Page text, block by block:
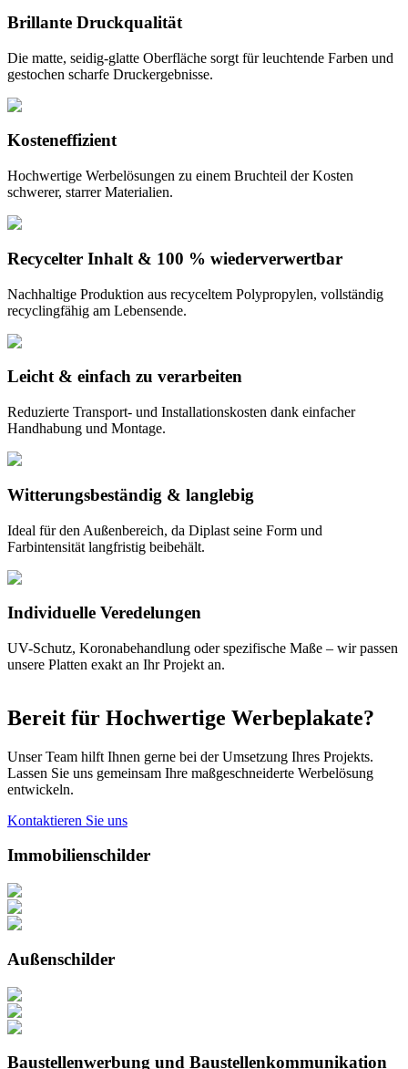
Brillante Druckqualität
Die matte, seidig-glatte Oberfläche sorgt für leuchtende Farben und
gestochen scharfe Druckergebnisse.
Kosteneffizient
Hochwertige Werbelösungen zu einem Bruchteil der Kosten
schwerer, starrer Materialien.
Recycelter Inhalt & 100 % wiederverwertbar
Nachhaltige Produktion aus recyceltem Polypropylen, vollständig
recyclingfähig am Lebensende.
Leicht & einfach zu verarbeiten
Reduzierte Transport- und Installationskosten dank einfacher
Handhabung und Montage.
Witterungsbeständig & langlebig
Ideal für den Außenbereich, da Diplast seine Form und
Farbintensität langfristig beibehält.
Individuelle Veredelungen
UV-Schutz, Koronabehandlung oder spezifische Maße – wir passen
unsere Platten exakt an Ihr Projekt an.
Bereit für Hochwertige Werbeplakate?
Unser Team hilft Ihnen gerne bei der Umsetzung Ihres Projekts.
Lassen Sie uns gemeinsam Ihre maßgeschneiderte Werbelösung
entwickeln.
Kontaktieren Sie uns
Immobilienschilder
Außenschilder
Baustellenwerbung und Baustellenkommunikation